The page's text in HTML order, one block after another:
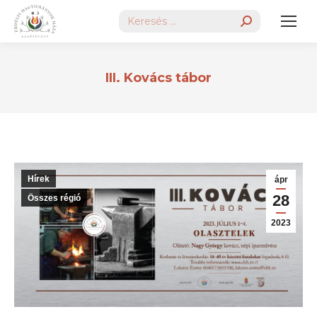
Search:
III. Kovács tábor
ápr
28
2023
Hírek
Összes régió